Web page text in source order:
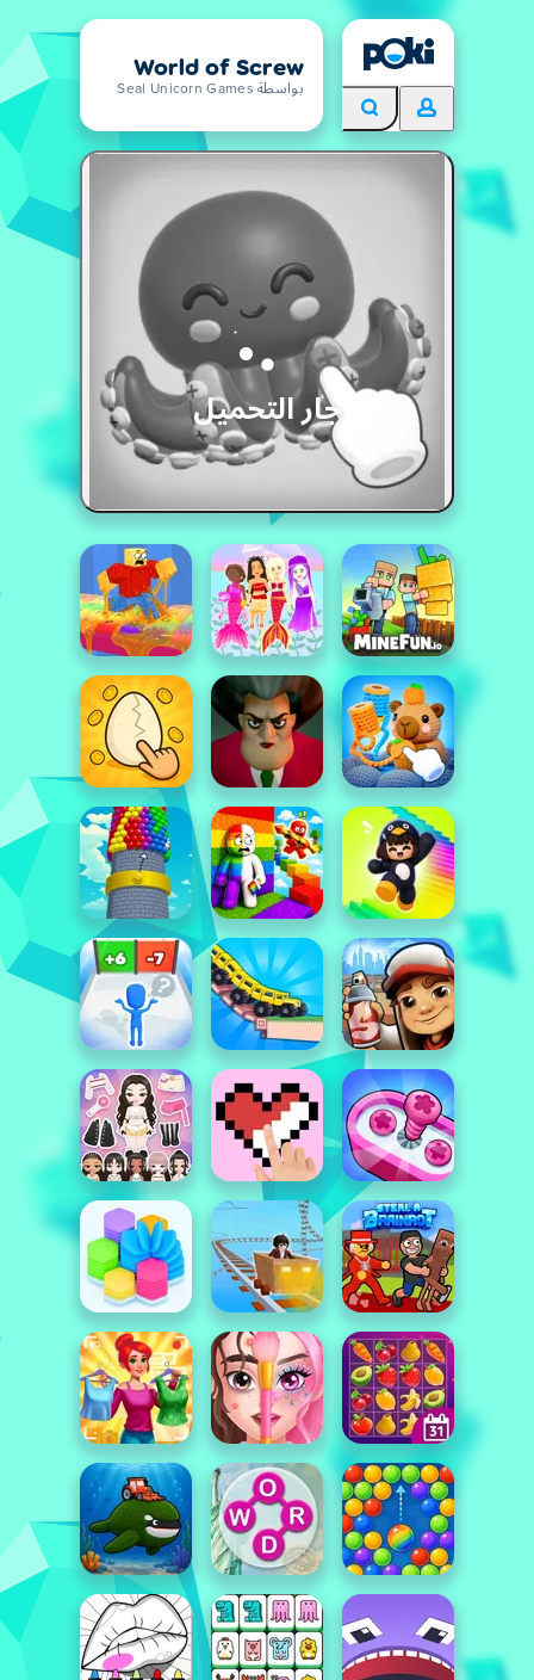
World of Screw
بواسطة Seal Unicorn Games
جار التحميل